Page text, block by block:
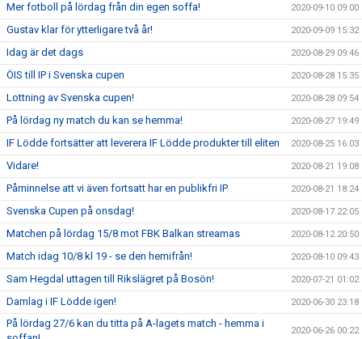
Mer fotboll på lördag från din egen soffa! 2020-09-10 09:00
Gustav klar för ytterligare två år! 2020-09-09 15:32
Idag är det dags 2020-08-29 09:46
ÖIS till IP i Svenska cupen 2020-08-28 15:35
Lottning av Svenska cupen! 2020-08-28 09:54
På lördag ny match du kan se hemma! 2020-08-27 19:49
IF Lödde fortsätter att leverera IF Lödde produkter till eliten 2020-08-25 16:03
Vidare! 2020-08-21 19:08
Påminnelse att vi även fortsatt har en publikfri IP 2020-08-21 18:24
Svenska Cupen på onsdag! 2020-08-17 22:05
Matchen på lördag 15/8 mot FBK Balkan streamas 2020-08-12 20:50
Match idag 10/8 kl 19 - se den hemifrån! 2020-08-10 09:43
Sam Hegdal uttagen till Rikslägret på Bosön! 2020-07-21 01:02
Damlag i IF Lödde igen! 2020-06-30 23:18
På lördag 27/6 kan du titta på A-lagets match - hemma i
2020-06-26 00:22